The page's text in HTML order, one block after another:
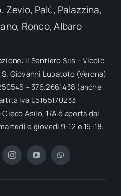
Zevio, Palù, Palazzina,
Ronco, Albaro
Il Sentiero Srls – Vicolo
Giovanni Lupatoto (Verona)
– 376.2661438 (anche
Iva 05165170233
Asilo, 1/A è aperta dal
e giovedì 9-12 e 15-18.